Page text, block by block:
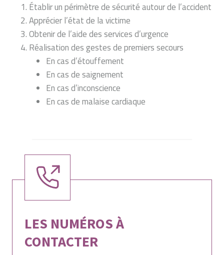
Établir un périmètre de sécurité autour de l’accident
Apprécier l’état de la victime
Obtenir de l’aide des services d’urgence
Réalisation des gestes de premiers secours
En cas d’étouffement
En cas de saignement
En cas d’inconscience
En cas de malaise cardiaque
LES NUMÉROS À
CONTACTER